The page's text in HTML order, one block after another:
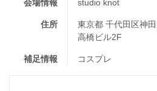
会場情報 studio knot
住所
東京都 千代田区神
高橋ビル2F
補足情報 コスプレ